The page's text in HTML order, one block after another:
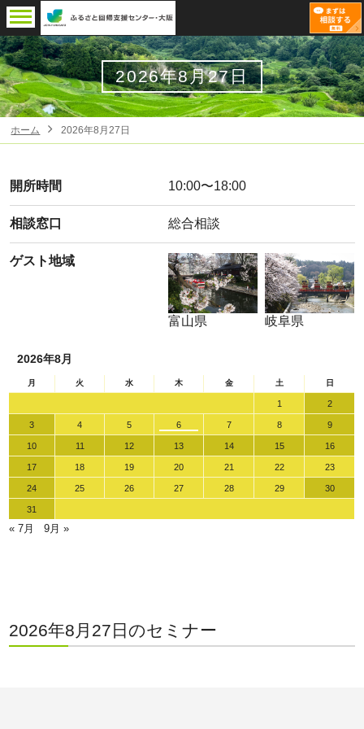
2026年8月27日
ホーム 2026年8月27日
開所時間 10:00〜18:00
相談窓口 総合相談
ゲスト地域
富山県 岐阜県
2026年8月
月 火 水 木 金 土 日
1 2
3 4 5 6 7 8 9
10 11 12 13 14 15 16
17 18 19 20 21 22 23
24 25 26 27 28 29 30
31
« 7月 9月 »
2026年8月27日のセミナー